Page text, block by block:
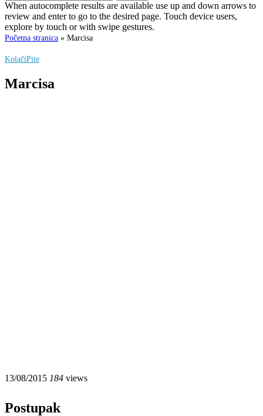
When autocomplete results are available use up and down arrows to
review and enter to go to the desired page. Touch device users,
explore by touch or with swipe gestures.
Početna stranica » Marcisa
KolačiPite
Marcisa
13/08/2015 184 views
Postupak